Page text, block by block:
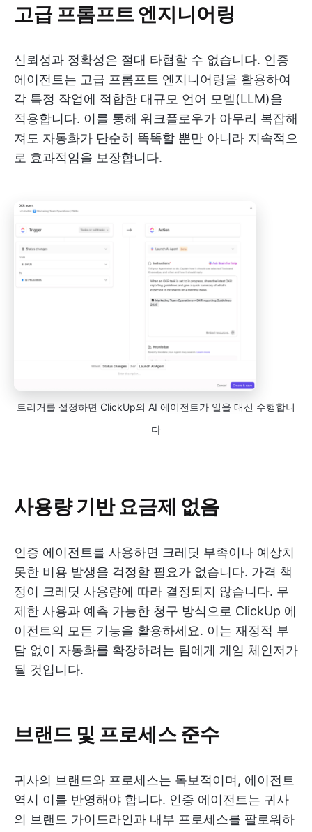
고급 프롬프트 엔지니어링
신뢰성과 정확성은 절대 타협할 수 없습니다. 인증
에이전트는 고급 프롬프트 엔지니어링을 활용하여
각 특정 작업에 적합한 대규모 언어 모델(LLM)을
적용합니다. 이를 통해 워크플로우가 아무리 복잡해
져도 자동화가 단순히 똑똑할 뿐만 아니라 지속적으
로 효과적임을 보장합니다.
트리거를 설정하면 ClickUp의 AI 에이전트가 일을 대신 수행합니
다
사용량 기반 요금제 없음
인증 에이전트를 사용하면 크레딧 부족이나 예상치
못한 비용 발생을 걱정할 필요가 없습니다. 가격 책
정이 크레딧 사용량에 따라 결정되지 않습니다. 무
제한 사용과 예측 가능한 청구 방식으로 ClickUp 에
이전트의 모든 기능을 활용하세요. 이는 재정적 부
담 없이 자동화를 확장하려는 팀에게 게임 체인저가
될 것입니다.
브랜드 및 프로세스 준수
귀사의 브랜드와 프로세스는 독보적이며, 에이전트
역시 이를 반영해야 합니다. 인증 에이전트는 귀사
의 브랜드 가이드라인과 내부 프로세스를 팔로워하